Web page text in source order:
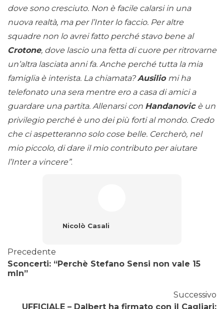
dove sono cresciuto. Non è facile calarsi in una
nuova realtà, ma per l’Inter lo faccio. Per altre
squadre non lo avrei fatto perché stavo bene al
Crotone, dove lascio una fetta di cuore per ritrovarne
un’altra lasciata anni fa. Anche perché tutta la mia
famiglia è interista. La chiamata?Ausilio mi ha
telefonato una sera mentre ero a casa di amici a
guardare una partita. Allenarsi con Handanovic è un
privilegio perché è uno dei più forti al mondo. Credo
che ci aspetteranno solo cose belle. Cercherò, nel
mio piccolo, di dare il mio contributo per aiutare
l’Inter a vincere”.
Nicolò Casali
Precedente
Sconcerti: “Perchè Stefano Sensi non vale 15
mln”
Successivo
UFFICIALE – Dalbert ha firmato con il Cagliari: